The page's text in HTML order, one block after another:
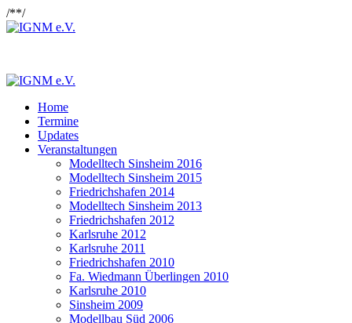
/**/
Home
Termine
Updates
Veranstaltungen
Modelltech Sinsheim 2016
Modelltech Sinsheim 2015
Friedrichshafen 2014
Modelltech Sinsheim 2013
Friedrichshafen 2012
Karlsruhe 2012
Karlsruhe 2011
Friedrichshafen 2010
Fa. Wiedmann Überlingen 2010
Karlsruhe 2010
Sinsheim 2009
Modellbau Süd 2006